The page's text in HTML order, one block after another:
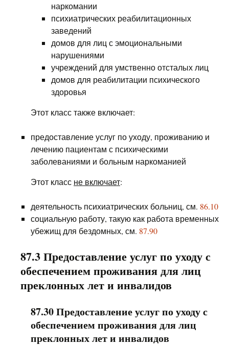
наркомании
психиатрических реабилитационных
заведений
домов для лиц с эмоциональными
нарушениями
учреждений для умственно отсталых лиц
домов для реабилитации психического
здоровья
Этот класс также включает:
предоставление услуг по уходу, проживанию и
лечению пациентам с психическими
заболеваниями и больным наркоманией
Этот класс не включает:
деятельность психиатрических больниц, см. 86.10
социальную работу, такую как работа временных
убежищ для бездомных, см. 87.90
87.3 Предоставление услуг по уходу с
обеспечением проживания для лиц
преклонных лет и инвалидов
87.30 Предоставление услуг по уходу с
обеспечением проживания для лиц
преклонных лет и инвалидов